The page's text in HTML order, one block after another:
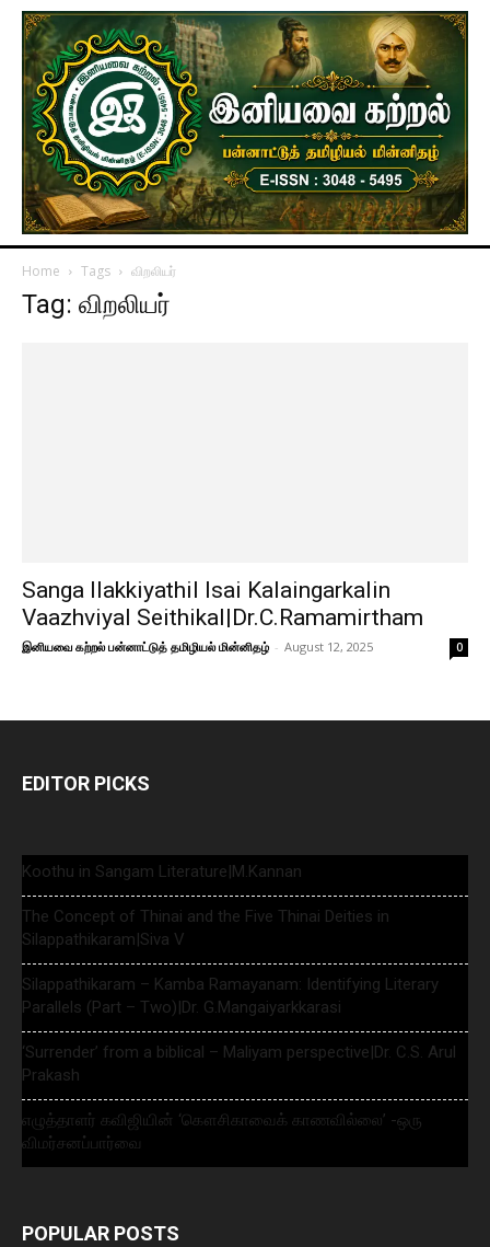
Home Tags விறலியர்
Tag: விறலியர்
Sanga Ilakkiyathil Isai Kalaingarkalin
Vaazhviyal Seithikal|Dr.C.Ramamirtham
இனியவை கற்றல் பன்னாட்டுத் தமிழியல் மின்னிதழ் - August 12, 2025 0
EDITOR PICKS
Koothu in Sangam Literature|M.Kannan
The Concept of Thinai and the Five Thinai Deities in
Silappathikaram|Siva V
Silappathikaram – Kamba Ramayanam: Identifying Literary
Parallels (Part – Two)|Dr. G.Mangaiyarkkarasi
‘Surrender’ from a biblical – Maliyam perspective|Dr. C.S. Arul
Prakash
எழுத்தாளர் கவிஜியின் ‘கௌசிகாவைக் காணவில்லை’ -ஒரு
விமர்சனப்பார்வை
POPULAR POSTS